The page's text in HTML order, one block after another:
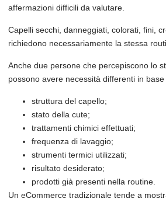
affermazioni difficili da valutare.
Capelli secchi, danneggiati, colorati, fini,
richiedono necessariamente la stessa
Anche due persone che percepiscono lo
possono avere necessità differenti in base
struttura del capello;
stato della cute;
trattamenti chimici effettuati;
frequenza di lavaggio;
strumenti termici utilizzati;
risultato desiderato;
prodotti già presenti nella routine.
Un eCommerce tradizionale tende a